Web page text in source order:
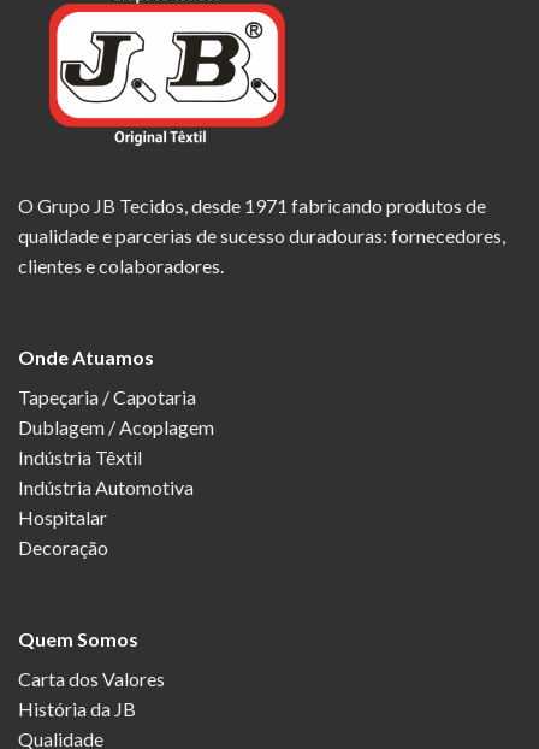
O Grupo JB Tecidos, desde 1971 fabricando produtos de
qualidade e parcerias de sucesso duradouras: fornecedores,
clientes e colaboradores.
Onde Atuamos
Tapeçaria / Capotaria
Dublagem / Acoplagem
Indústria Têxtil
Indústria Automotiva
Hospitalar
Decoração
Quem Somos
Carta dos Valores
História da JB
Qualidade